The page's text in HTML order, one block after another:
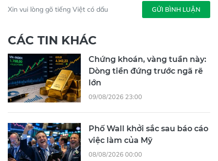
Xin vui lòng gõ tiếng Việt có dấu GỬI BÌNH LUẬN
CÁC TIN KHÁC
Chứng khoán, vàng tuần này:
Dòng tiền đứng trước ngã rẽ
lớn
09/08/2026 23:00
Phố Wall khởi sắc sau báo cáo
việc làm của Mỹ
08/08/2026 00:00